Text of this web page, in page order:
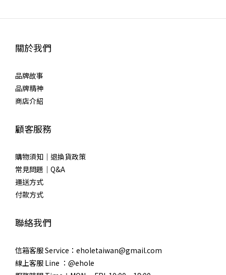
關於我們
品牌故事
品牌精神
商店介紹
顧客服務
購物須知｜退換貨政策
常見問題｜Q&A
運送方式
付款方式
聯絡我們
信箱客服 Service：eholetaiwan@gmail.com
線上客服 Line ：@ehole